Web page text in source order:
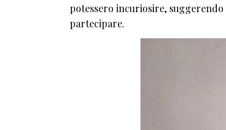
potessero incuriosire, suggerendo
partecipare.